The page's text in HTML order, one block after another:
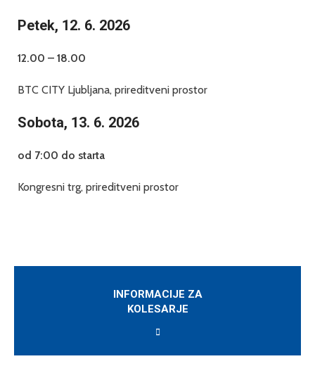
Petek, 12. 6. 2026
12.00 – 18.00
BTC CITY Ljubljana, prireditveni prostor
Sobota, 13. 6. 2026
od 7:00 do starta
Kongresni trg, prireditveni prostor
INFORMACIJE ZA
KOLESARJE